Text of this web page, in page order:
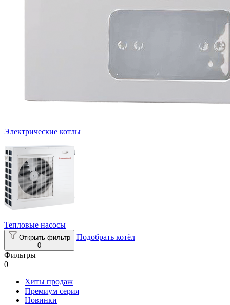
Электрические котлы
Тепловые насосы
Открыть фильтр
0
Подобрать котёл
Фильтры
0
Хиты продаж
Премиум серия
Новинки